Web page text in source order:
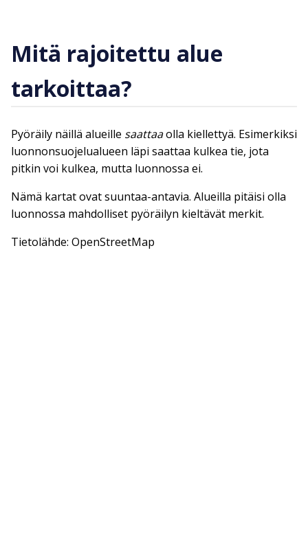
Mitä rajoitettu alue
tarkoittaa?
Pyöräily näillä alueille saattaaolla kiellettyä. Esimerkiksi
luonnonsuojelualueen läpi saattaa kulkea tie, jota
pitkin voi kulkea, mutta luonnossa ei.
Nämä kartat ovat suuntaa-antavia. Alueilla pitäisi olla
luonnossa mahdolliset pyöräilyn kieltävät merkit.
Tietolähde: OpenStreetMap